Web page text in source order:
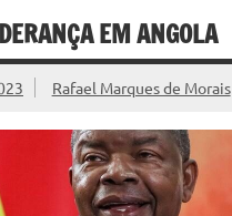
EM ANGOLA
Rafael Marques de Morais